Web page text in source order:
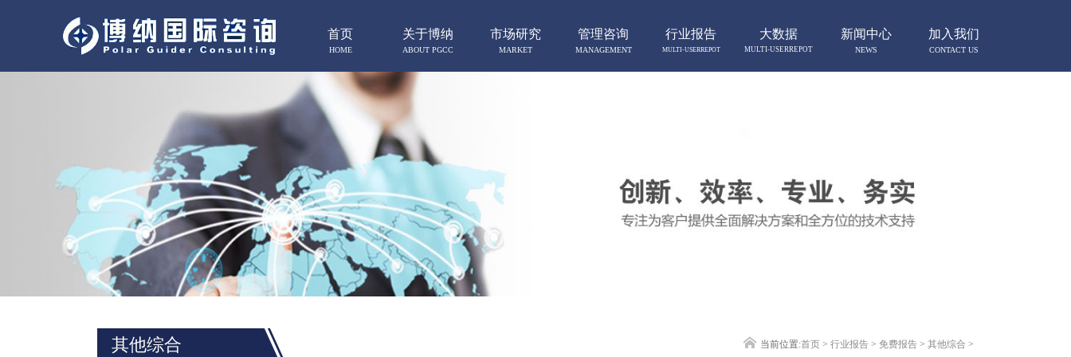
首页
HOME
关于博纳
ABOUT PGCC
市场研究
MARKET
管理咨询
MANAGEMENT
行业报告
MULTI-USERREPOT
大数据
MULTI-USERREPOT
新闻中心
NEWS
加入我们
CONTACT US
其他综合 当前位置:首页 > 行业报告 > 免费报告 > 其他综合 >